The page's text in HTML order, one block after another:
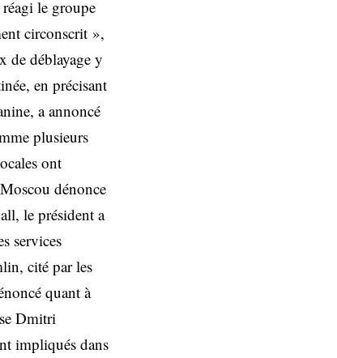
le groupe
circonscrit »,
de déblayage y
en précisant
a annoncé
plusieurs
ont
dénonce
le président a
services
cité par les
quant à
Dmitri
impliqués dans